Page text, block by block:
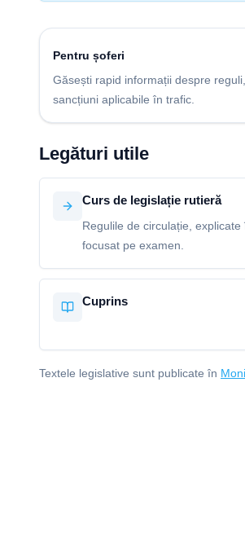
Pentru șoferi
Găsești rapid informații despre
sancțiuni aplicabile în trafic.
Legături utile
Curs de legislație rutieră
Regulile de circulație,
focusat pe examen.
Cuprins
Textele legislative sunt publicate în